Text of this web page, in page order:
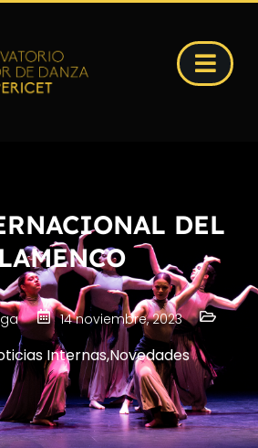
DEL
14 noviembre, 2023
Internas,Novedades